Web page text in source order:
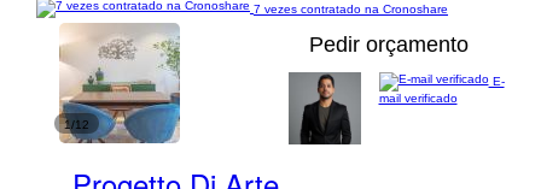
7 vezes contratado na Cronoshare
1/12
Pedir orçamento
E-
mail verificado